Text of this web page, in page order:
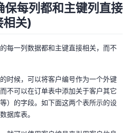
保每列都和主键列直接
相关)
每一列数据都和主键直接相关，而不
时候，可以将客户编号作为一个外键
不可以在订单表中添加关于客户其它
）的字段。如下面这两个表所示的设
据库表。